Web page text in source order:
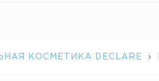
КОСМЕТИКА DECLARE ›